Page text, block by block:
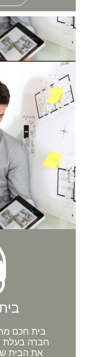
בית חכם
חברה בעלת
את הבית